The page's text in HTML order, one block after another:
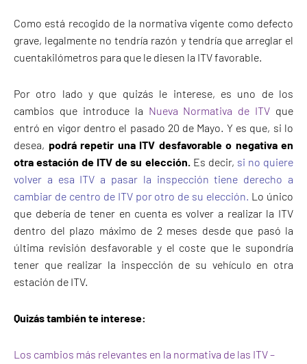
Como está recogido de la normativa vigente como defecto
grave, legalmente no tendría razón y tendría que arreglar el
cuentakilómetros para que le diesen la ITV favorable.
Por otro lado y que quizás le interese, es uno de los
cambios que introduce la Nueva Normativa de ITV que
entró en vigor dentro el pasado 20 de Mayo. Y es que, si lo
desea, podrá repetir una ITV desfavorable o negativa en
otra estación de ITV de su elección. Es decir, si no quiere
volver a esa ITV a pasar la inspección tiene derecho a
cambiar de centro de ITV por otro de su elección. Lo único
que debería de tener en cuenta es volver a realizar la ITV
dentro del plazo máximo de 2 meses desde que pasó la
última revisión desfavorable y el coste que le supondría
tener que realizar la inspección de su vehículo en otra
estación de ITV.
Quizás también te interese:
Los cambios más relevantes en la normativa de las ITV –